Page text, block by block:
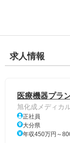
求人情報
医療機器プラ
旭化成メディカ
正社員
大分県
年収450万円～